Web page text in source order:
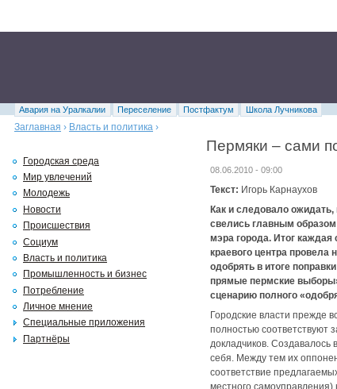
Авария на Уралкалии Переселение Постфактум
Школа Лучникова
Заглавная › Власть и политика ›
Пермяки – сами
08.06.2010 - 09:00
Текст: Игорь Карнаухов
Как и следовало
свелись главным
мэра города. Итог каждая
краевого центра
одобрять в итоге
прямые пермские выборы»
сценарию полного
Городские власти прежде
полностью соответствуют
докладчиков. Создавалось
себя. Между тем их
соответствие
местного
Городская среда
Мир увлечений
Молодежь
Новости
Происшествия
Социум
Власть и политика
Промышленность и бизнес
Потребление
Личное мнение
Специальные приложения
Партнёры